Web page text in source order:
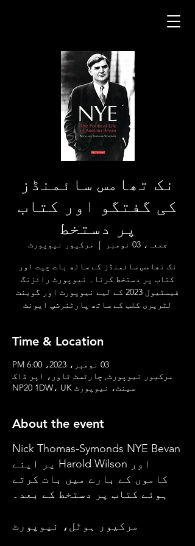
نک تھامس سائمنڈز
کی گفتگو اور کتاب
پر دستخط
جمعہ، 03 نومبر
  |
مرکیور نیوپورٹ
نک تھامس سائمنڈز کے ساتھ بات چیت اور
کتاب پر دستخط کرنا۔ نیوپورٹ رائزنگ
فیسٹیول 2023 کے لیے نیوپورٹ اور گوینٹ
لٹریری کلب کے ساتھ پارٹنرشپ ایونٹ
Time & Location
03 نومبر، 2023، 6:00 PM
مرکیور نیوپورٹ, چارٹسٹ ٹاور، اپر ڈاک
سینٹ، نیوپورٹ NP20 1DW، UK
About the event
Nick Thomas-Symonds NYE Bevan
اور Harold Wilson پر اپنے
کاموں کے بارے میں بات کرتے
ہوئے کتاب پر دستخط کے بعد۔
مرکیور ہوٹل، نیوپورٹ